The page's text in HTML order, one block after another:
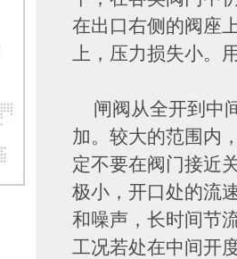
在出口右侧的阀座
上，压力损失小。
闸阀从全开到中
加。较大的范围内
定不要在阀门接近
极小，开口处的流
和噪声，长时间节
工况若处在中间开